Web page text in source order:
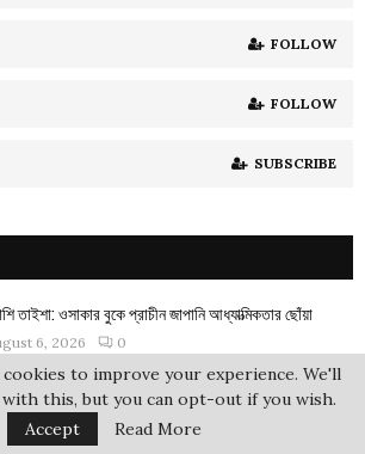
FOLLOW
FOLLOW
SUBSCRIBE
তাইশা: ওসাকার বুকে প্রাচীন জাপানি আধ্যাত্মিকতার ছোঁয়া
6, 2026 0
to improve your experience. We'll
with this, but you can opt-out if you wish.
Accept
Read More